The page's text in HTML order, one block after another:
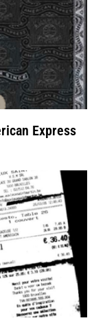
Express